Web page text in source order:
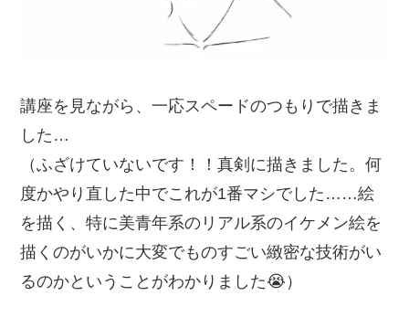
講座を見ながら、一応スペードのつもりで描きま
した…
（ふざけていないです！！真剣に描きました。何
度かやり直した中でこれが1番マシでした……絵
を描く、特に美青年系のリアル系のイケメン絵を
描くのがいかに大変でものすごい緻密な技術がい
るのかということがわかりました😭）